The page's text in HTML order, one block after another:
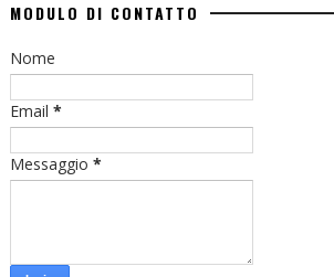
MODULO DI CONTATTO
Nome
Email *
Messaggio *